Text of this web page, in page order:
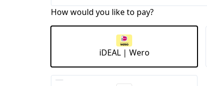
How would you like to pay?
iDEAL | Wero